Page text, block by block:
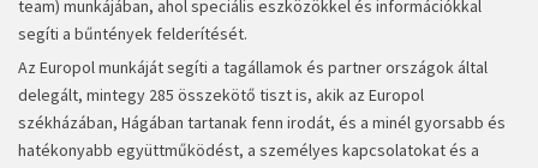
team) munkájában, ahol speciális eszközökkel és információkkal
segíti a bűntények felderítését.
Az Europol munkáját segíti a tagállamok és partner országok által
delegált, mintegy 285 összekötő tiszt is, akik az Europol
székházában, Hágában tartanak fenn irodát, és a minél gyorsabb és
hatékonyabb együttműködést, a személyes kapcsolatokat és a